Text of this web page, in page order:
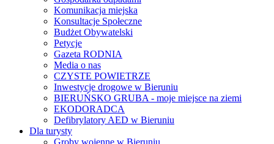
Komunikacja miejska
Konsultacje Społeczne
Budżet Obywatelski
Petycje
Gazeta RODNIA
Media o nas
CZYSTE POWIETRZE
Inwestycje drogowe w Bieruniu
BIERUŃSKO GRUBA - moje miejsce na ziemi
EKODORADCA
Defibrylatory AED w Bieruniu
Dla turysty
Groby wojenne w Bieruniu